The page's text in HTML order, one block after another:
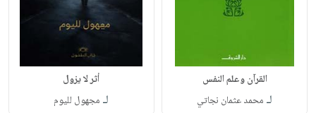
القرآن وعلم النفس
لـ محمد عثمان نجاتي
أثر لا يزول
لـ مجهول لليوم